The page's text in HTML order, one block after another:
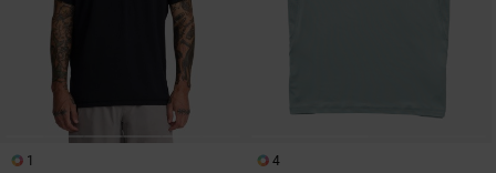
1 4